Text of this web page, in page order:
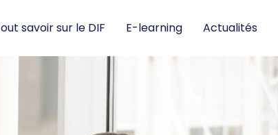
savoir sur le DIF E-learning Actualités